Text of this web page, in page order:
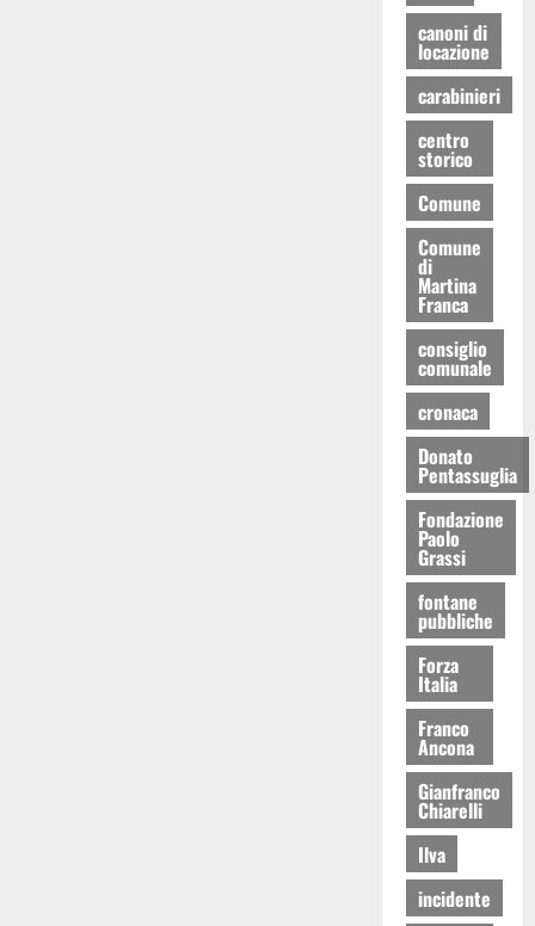
canoni di
locazione
carabinieri
centro
storico
Comune
Comune
di
Martina
Franca
consiglio
comunale
cronaca
Donato
Pentassuglia
Fondazione
Paolo
Grassi
fontane
pubbliche
Forza
Italia
Franco
Ancona
Gianfranco
Chiarelli
Ilva
incidente